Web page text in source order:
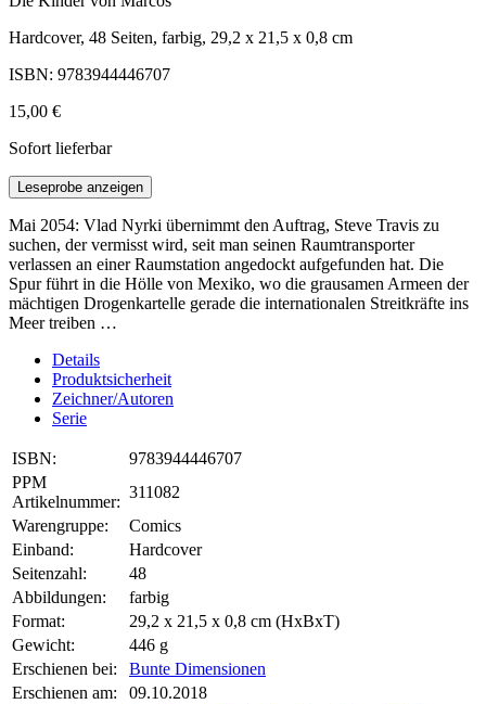
Hardcover, 48 Seiten, farbig, 29,2 x 21,5 x 0,8 cm
ISBN: 9783944446707
15,00 €
Sofort lieferbar
Leseprobe anzeigen
Mai 2054: Vlad Nyrki übernimmt den Auftrag, Steve Travis zu
suchen, der vermisst wird, seit man seinen Raumtransporter
verlassen an einer Raumstation angedockt aufgefunden hat. Die
Spur führt in die Hölle von Mexiko, wo die grausamen Armeen der
mächtigen Drogenkartelle gerade die internationalen Streitkräfte ins
Meer treiben …
Details
Produktsicherheit
Zeichner/Autoren
Serie
ISBN:
9783944446707
PPM
Artikelnummer:
311082
Warengruppe:
Comics
Einband:
Hardcover
Seitenzahl:
48
Abbildungen:
farbig
Format:
29,2 x 21,5 x 0,8 cm (HxBxT)
Gewicht:
446 g
Erschienen bei:
Bunte Dimensionen
Erschienen am:
09.10.2018